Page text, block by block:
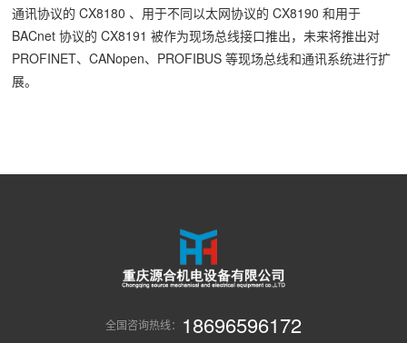
通讯协议的 CX8180 、用于不同以太网协议的 CX8190 和用于
BACnet 协议的 CX8191 被作为现场总线接口推出，未来将推出对
PROFINET、CANopen、PROFIBUS 等现场总线和通讯系统进行扩
展。
全国咨询热线： 18696596172